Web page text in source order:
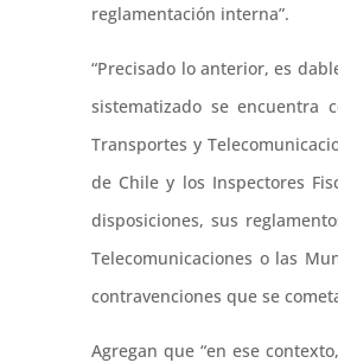
reglamentación interna”.
“Precisado lo anterior, es
sistematizado se encuentra
Transportes y
de Chile y los Inspectores
disposiciones, sus
Telecomunicaciones o las
contravenciones que se
Agregan que “en ese